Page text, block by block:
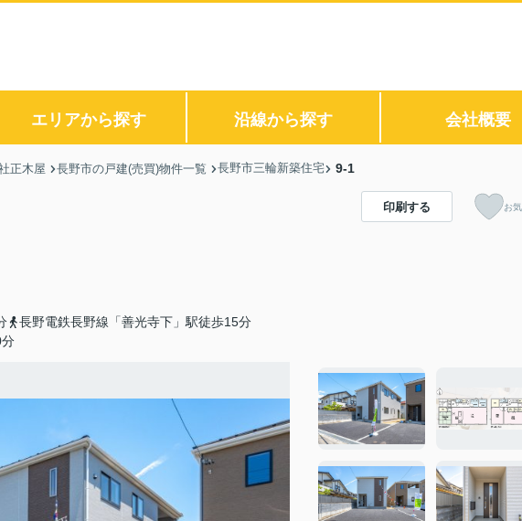
エリアから探す 沿線から探す 会社概要
正木屋 長野市の戸建(売買)物件一覧 長野市三輪新築住宅 9-1
長野電鉄長野線「善光寺下」駅徒歩15分
印刷する お